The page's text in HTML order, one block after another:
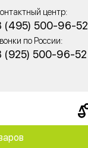
центр:
(495) 500-96-52
по России:
(925) 500-96-52